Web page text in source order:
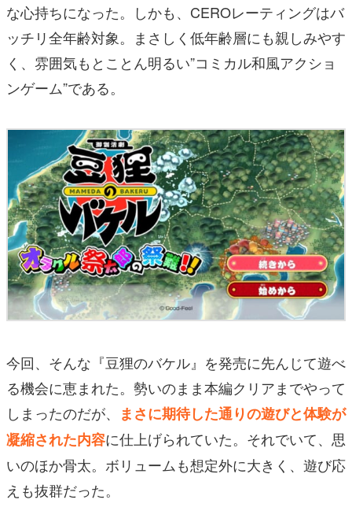
な心持ちになった。しかも、CEROレーティングはバ
ッチリ全年齢対象。まさしく低年齢層にも親しみやす
く、雰囲気もとことん明るい”コミカル和風アクショ
ンゲーム”である。
今回、そんな『豆狸のバケル』を発売に先んじて遊べ
る機会に恵まれた。勢いのまま本編クリアまでやって
しまったのだが、
まさに期待した通りの遊びと体験が
凝縮された内容に仕上げられていた。それでいて、思
いのほか骨太。ボリュームも想定外に大きく、遊び応
えも抜群だった。